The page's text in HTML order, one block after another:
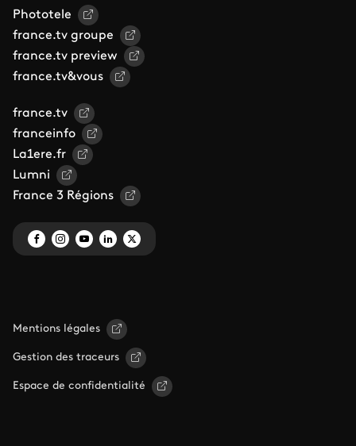
Phototele
france.tv groupe
france.tv preview
france.tv&vous
france.tv
franceinfo
La1ere.fr
Lumni
France 3 Régions
Mentions légales
Gestion des traceurs
Espace de confidentialité